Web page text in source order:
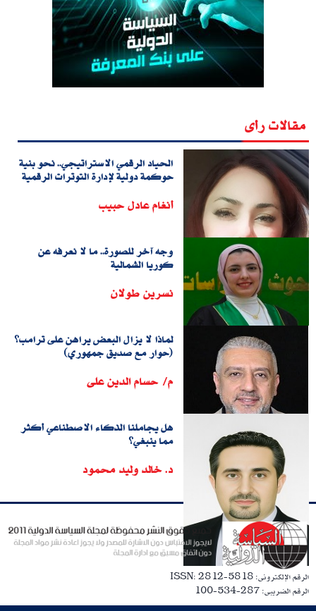
مقالات رأى
الحياد الرقمي الاستراتيجي.. نحو بنية
حوكمة دولية لإدارة التوترات الرقمية
أنغام عادل حبيب
وجه آخر للصورة.. ما لا نعرفه عن
كوريا الشمالية
نسرين طولان
لماذا لا يزال البعض يراهن على ترامب؟
(حوار مع صديق جمهوري)
م/ حسام الدين على
هل يجاملنا الذكاء الاصطناعي أكثر
مما ينبغي؟
د. خالد وليد محمود
الرقم الإلكترونى: ISSN: 2812-5818
الرقم الضريبى: 287-534-100